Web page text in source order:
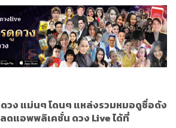
วง แม่นๆ โดนๆ แหล่งรวมหมอดูชื่อดัง
ดแอพพลิเคชั่น ดวง Live ได้ที่